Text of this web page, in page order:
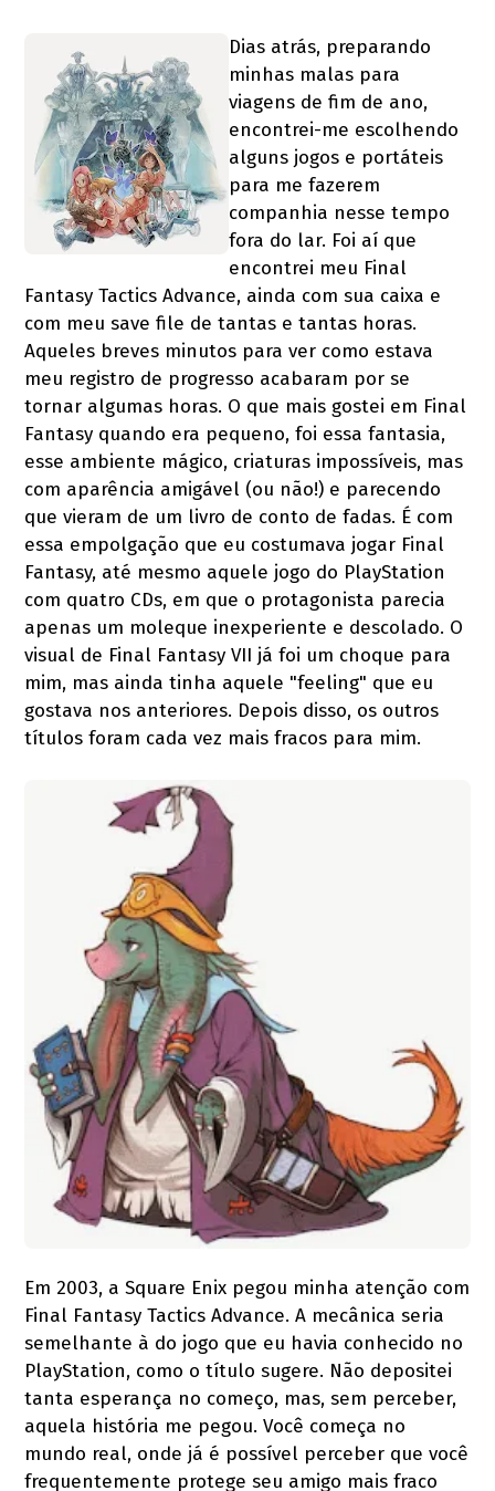
Dias atrás, preparando
minhas malas para
viagens de fim de ano,
encontrei-me escolhendo
alguns jogos e portáteis
para me fazerem
companhia nesse tempo
fora do lar. Foi aí que
encontrei meu Final
Fantasy Tactics Advance, ainda com sua caixa e
com meu save file de tantas e tantas horas.
Aqueles breves minutos para ver como estava
meu registro de progresso acabaram por se
tornar algumas horas. O que mais gostei em Final
Fantasy quando era pequeno, foi essa fantasia,
esse ambiente mágico, criaturas impossíveis, mas
com aparência amigável (ou não!) e parecendo
que vieram de um livro de conto de fadas. É com
essa empolgação que eu costumava jogar Final
Fantasy, até mesmo aquele jogo do PlayStation
com quatro CDs, em que o protagonista parecia
apenas um moleque inexperiente e descolado. O
visual de Final Fantasy VII já foi um choque para
mim, mas ainda tinha aquele "feeling" que eu
gostava nos anteriores. Depois disso, os outros
títulos foram cada vez mais fracos para mim.
Em 2003, a Square Enix pegou minha atenção com
Final Fantasy Tactics Advance. A mecânica seria
semelhante à do jogo que eu havia conhecido no
PlayStation, como o título sugere. Não depositei
tanta esperança no começo, mas, sem perceber,
aquela história me pegou. Você começa no
mundo real, onde já é possível perceber que você
frequentemente protege seu amigo mais fraco